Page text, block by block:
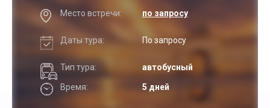
Место встречи: по запросу
Даты тура: По запросу
Тип тура: автобусный
Время: 5 дней